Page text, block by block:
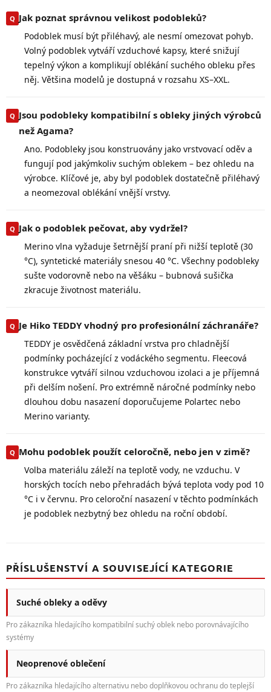
Jak poznat správnou velikost podobleků?
Podoblek musí být přiléhavý, ale nesmí omezovat pohyb.
Volný podoblek vytváří vzduchové kapsy, které snižují
tepelný výkon a komplikují oblékání suchého obleku přes
něj. Většina modelů je dostupná v rozsahu XS–XXL.
Jsou podobleky kompatibilní s obleky jiných výrobců
než Agama?
Ano. Podobleky jsou konstruovány jako vrstvovací oděv a
fungují pod jakýmkoliv suchým oblekem – bez ohledu na
výrobce. Klíčové je, aby byl podoblek dostatečně přiléhavý
a neomezoval oblékání vnější vrstvy.
Jak o podoblek pečovat, aby vydržel?
Merino vlna vyžaduje šetrnější praní při nižší teplotě (30
°C), syntetické materiály snesou 40 °C. Všechny podobleky
sušte vodorovně nebo na věšáku – bubnová sušička
zkracuje životnost materiálu.
Je Hiko TEDDY vhodný pro profesionální záchranáře?
TEDDY je osvědčená základní vrstva pro chladnější
podmínky pocházející z vodáckého segmentu. Fleecová
konstrukce vytváří silnou vzduchovou izolaci a je příjemná
při delším nošení. Pro extrémně náročné podmínky nebo
dlouhou dobu nasazení doporučujeme Polartec nebo
Merino varianty.
Mohu podoblek použít celoročně, nebo jen v zimě?
Volba materiálu záleží na teplotě vody, ne vzduchu. V
horských tocích nebo přehradách bývá teplota vody pod 10
°C i v červnu. Pro celoroční nasazení v těchto podmínkách
je podoblek nezbytný bez ohledu na roční období.
PŘÍSLUŠENSTVÍ A SOUVISEJÍCÍ KATEGORIE
Suché obleky a oděvy
Pro zákazníka hledajícího kompatibilní suchý oblek nebo porovnávajícího
systémy
Neoprenové oblečení
Pro zákazníka hledajícího alternativu nebo doplňkovou ochranu do teplejší